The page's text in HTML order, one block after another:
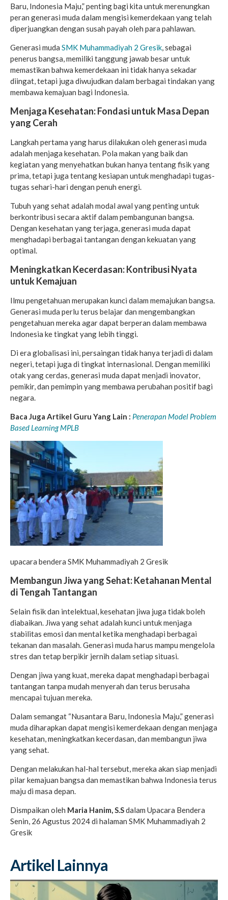
Baru, Indonesia Maju,” penting bagi kita untuk merenungkan
peran generasi muda dalam mengisi kemerdekaan yang telah
diperjuangkan dengan susah payah oleh para pahlawan.
Generasi muda SMK Muhammadiyah 2 Gresik, sebagai
penerus bangsa, memiliki tanggung jawab besar untuk
memastikan bahwa kemerdekaan ini tidak hanya sekadar
diingat, tetapi juga diwujudkan dalam berbagai tindakan yang
membawa kemajuan bagi Indonesia.
Menjaga Kesehatan: Fondasi untuk Masa Depan
yang Cerah
Langkah pertama yang harus dilakukan oleh generasi muda
adalah menjaga kesehatan. Pola makan yang baik dan
kegiatan yang menyehatkan bukan hanya tentang fisik yang
prima, tetapi juga tentang kesiapan untuk menghadapi tugas-
tugas sehari-hari dengan penuh energi.
Tubuh yang sehat adalah modal awal yang penting untuk
berkontribusi secara aktif dalam pembangunan bangsa.
Dengan kesehatan yang terjaga, generasi muda dapat
menghadapi berbagai tantangan dengan kekuatan yang
optimal.
Meningkatkan Kecerdasan: Kontribusi Nyata
untuk Kemajuan
Ilmu pengetahuan merupakan kunci dalam memajukan bangsa.
Generasi muda perlu terus belajar dan mengembangkan
pengetahuan mereka agar dapat berperan dalam membawa
Indonesia ke tingkat yang lebih tinggi.
Di era globalisasi ini, persaingan tidak hanya terjadi di dalam
negeri, tetapi juga di tingkat internasional. Dengan memiliki
otak yang cerdas, generasi muda dapat menjadi inovator,
pemikir, dan pemimpin yang membawa perubahan positif bagi
negara.
Baca Juga Artikel Guru Yang Lain : Penerapan Model Problem
Based Learning MPLB
upacara bendera SMK Muhammadiyah 2 Gresik
Membangun Jiwa yang Sehat: Ketahanan Mental
di Tengah Tantangan
Selain fisik dan intelektual, kesehatan jiwa juga tidak boleh
diabaikan. Jiwa yang sehat adalah kunci untuk menjaga
stabilitas emosi dan mental ketika menghadapi berbagai
tekanan dan masalah. Generasi muda harus mampu mengelola
stres dan tetap berpikir jernih dalam setiap situasi.
Dengan jiwa yang kuat, mereka dapat menghadapi berbagai
tantangan tanpa mudah menyerah dan terus berusaha
mencapai tujuan mereka.
Dalam semangat “Nusantara Baru, Indonesia Maju,” generasi
muda diharapkan dapat mengisi kemerdekaan dengan menjaga
kesehatan, meningkatkan kecerdasan, dan membangun jiwa
yang sehat.
Dengan melakukan hal-hal tersebut, mereka akan siap menjadi
pilar kemajuan bangsa dan memastikan bahwa Indonesia terus
maju di masa depan.
Dismpaikan oleh Maria Hanim, S.Sdalam Upacara Bendera
Senin, 26 Agustus 2024 di halaman SMK Muhammadiyah 2
Gresik
Artikel Lainnya